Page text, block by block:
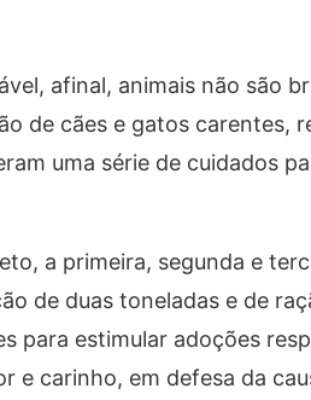
afinal, animais não são
de cães e gatos carentes,
uma série de cuidados
a primeira, segunda e
de duas toneladas e de
para estimular adoções
e carinho, em defesa da